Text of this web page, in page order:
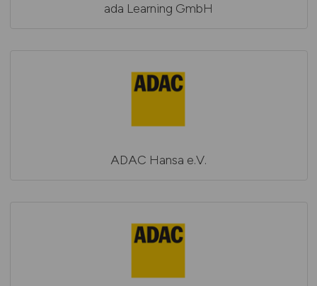
ada Learning GmbH
ADAC Hansa e.V.